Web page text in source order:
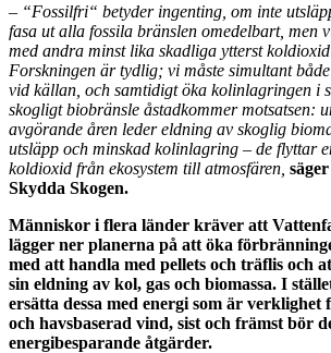
– “Fossilfri“ betyder ingenting, om inte
fasa ut alla fossila bränslen omedelbart, men
med andra minst lika skadliga ytterst
Forskningen är tydlig; vi måste simultant
vid källan, och samtidigt öka kolinlagringen i
skogligt biobränsle åstadkommer motsatsen:
avgörande åren leder eldning av skoglig
utsläpp och minskad kolinlagring – de flyttar
koldioxid från ekosystem till atmosfären,
Skydda Skogen.
Människor i flera länder kräver att
lägger ner planerna på att öka
med att handla med pellets och träflis och
sin eldning av kol, gas och biomassa. I
ersätta dessa med energi som är verklighet
och havsbaserad vind, sist och främst bör
energibesparande åtgärder.